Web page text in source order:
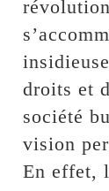
droits et
société
vision
En effet,